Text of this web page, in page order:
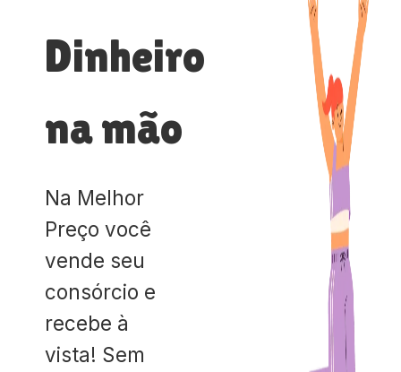
Dinheiro
na mão
Na Melhor
Preço você
vende seu
consórcio e
recebe à
vista! Sem